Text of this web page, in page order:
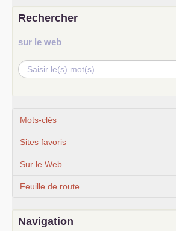
Rechercher
sur le web
Mots-clés
Sites favoris
Sur le Web
Feuille de route
Navigation